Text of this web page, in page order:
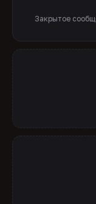
Закрытое